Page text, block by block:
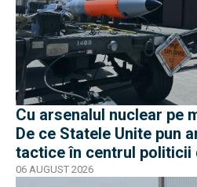
Cu arsenalul nuclear pe
De ce Statele Unite pun
tactice în centrul politicii
06 AUGUST 2026